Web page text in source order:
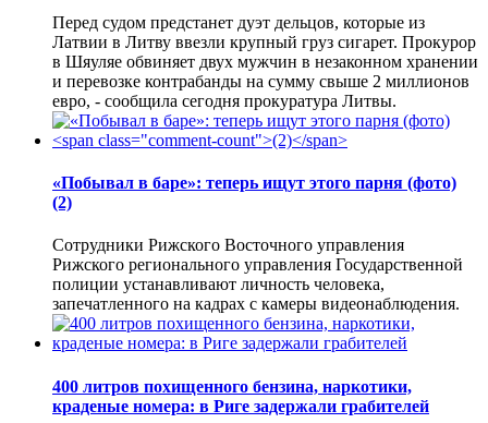
Перед судом предстанет дуэт дельцов, которые из
Латвии в Литву ввезли крупный груз сигарет. Прокурор
в Шяуляе обвиняет двух мужчин в незаконном хранении
и перевозке контрабанды на сумму свыше 2 миллионов
евро, - сообщила сегодня прокуратура Литвы.
«Побывал в баре»: теперь ищут этого парня (фото)
(2)
Сотрудники Рижского Восточного управления
Рижского регионального управления Государственной
полиции устанавливают личность человека,
запечатленного на кадрах с камеры видеонаблюдения.
400 литров похищенного бензина, наркотики,
краденые номера: в Риге задержали грабителей